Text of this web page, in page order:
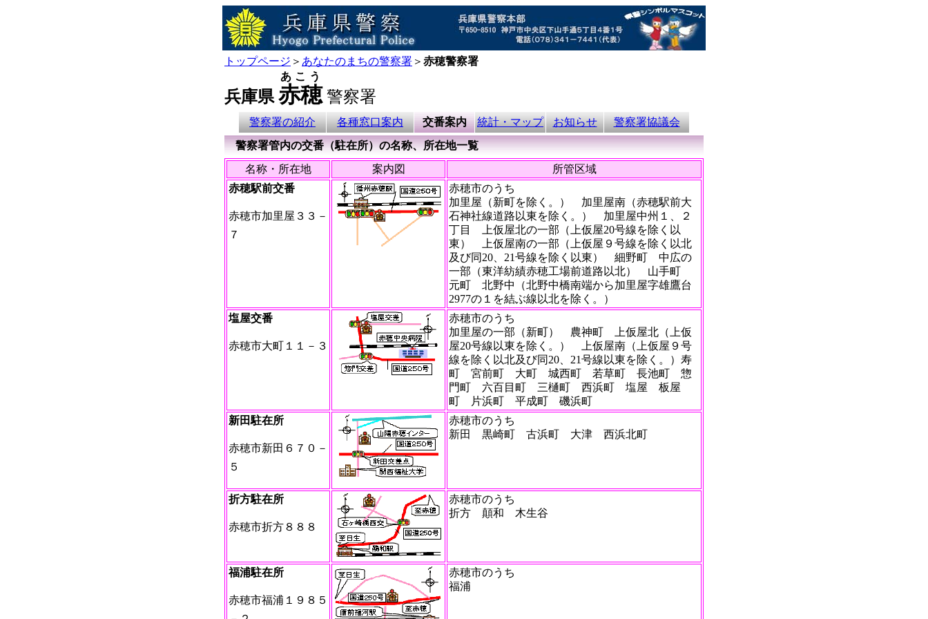
トップページ ＞ あなたのまちの警察署 ＞ 赤穂警察署
兵庫県赤穂
あこう
警察署
警察署の紹介 各種窓口案内 交番案内 統計・マップ お知らせ
警察署協議会
警察署管内の交番（駐在所）の名称、所在地一覧
名称・所在地
案内図
所管区域
赤穂駅前交番
赤穂市加里屋３３－
７
赤穂市のうち
加里屋（新町を除く。） 加里屋南（赤穂駅前大
石神社線道路以東を除く。） 加里屋中州１、２
丁目 上仮屋北の一部（上仮屋20号線を除く以
東） 上仮屋南の一部（上仮屋９号線を除く以北
及び同20、21号線を除く以東） 細野町 中広の
一部（東洋紡績赤穂工場前道路以北） 山手町
元町 北野中（北野中橋南端から加里屋字雄鷹台
2977の１を結ぶ線以北を除く。）
塩屋交番
赤穂市大町１１－３
赤穂市のうち
加里屋の一部（新町） 農神町 上仮屋北（上仮
屋20号線以東を除く。） 上仮屋南（上仮屋９号
線を除く以北及び同20、21号線以東を除く。）寿
町 宮前町 大町 城西町 若草町 長池町 惣
門町 六百目町 三樋町 西浜町 塩屋 板屋
町 片浜町 平成町 磯浜町
新田駐在所
赤穂市新田６７０－
５
赤穂市のうち
新田 黒崎町 古浜町 大津 西浜北町
折方駐在所
赤穂市折方８８８
赤穂市のうち
折方 顛和 木生谷
福浦駐在所
赤穂市福浦１９８５
赤穂市のうち
福浦